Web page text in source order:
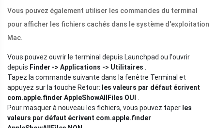
Vous pouvez également utiliser les commandes du terminal
pour afficher les fichiers cachés dans le système d'exploitation
Mac.
Vous pouvez ouvrir le terminal depuis Launchpad ou l'ouvrir
depuis Finder -> Applications -> Utilitaires
Tapez la commande suivante dans la fenêtre Terminal et
appuyez sur la touche Retour: les valeurs par défaut écrivent
com.apple.finder AppleShowAllFiles OUI
Pour masquer à nouveau les fichiers, vous pouvez taper les
valeurs par défaut écrivent com.apple.finder